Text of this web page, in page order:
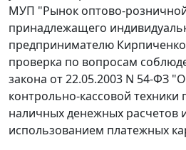
МУП "Рынок оптово-
принадлежащего
предпринимателю
проверка по вопросам
закона от 22.05.2003 N 54-ФЗ
контрольно-кассовой
наличных денежных расчетов
использованием платежных